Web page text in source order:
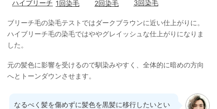
ハイブリーチ 1回染毛 2回染毛 3回染毛
ブリーチ毛の染毛テストではダークブラウンに近い仕上がりに。
ハイブリーチ毛の染毛ではややグレイッシュな仕上がりになりま
した。
元の髪色に影響を受けるので馴染みやすく、全体的に暗めの方向
へとトーンダウンさせます。
なるべく髪を傷めずに髪色を黒髪に移行したいとい